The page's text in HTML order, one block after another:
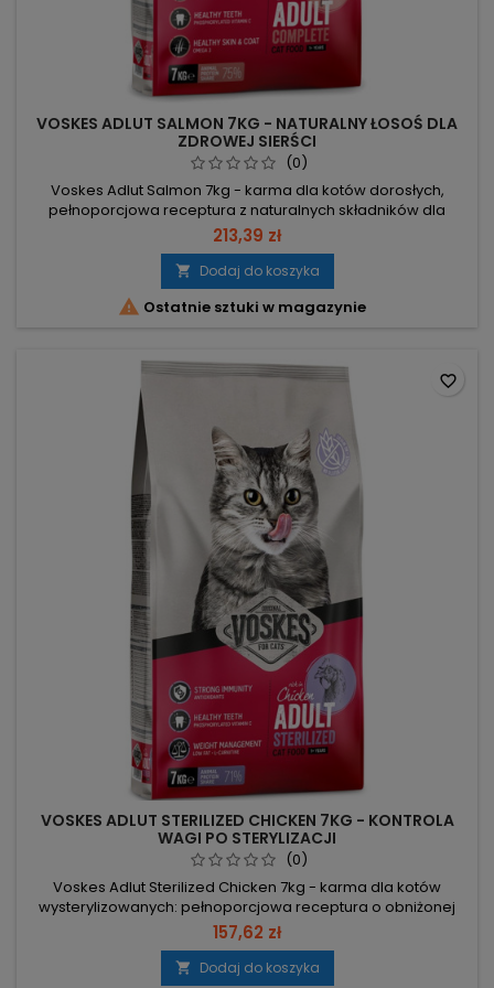
VOSKES ADLUT SALMON 7KG - NATURALNY ŁOSOŚ DLA
ZDROWEJ SIERŚCI
(0)
Voskes Adlut Salmon 7kg - karma dla kotów dorosłych,
pełnoporcjowa receptura z naturalnych składników dla
codziennej pielęgnacji zdrowia. Omega-3 (olej rybi + kryl
antarktyczny) – zdrowa skóra i lśniąca sierść. Prebiotyki i
β‑glukany – wspierają prawidłową florę jelitową i trawienie.
Fosforylowana witamina C – klinicznie potwierdzona
redukcja płytki...
213,39 zł
 Dodaj do koszyka
 Ostatnie sztuki w magazynie
VOSKES ADLUT STERILIZED CHICKEN 7KG - KONTROLA
WAGI PO STERYLIZACJI
(0)
Voskes Adlut Sterilized Chicken 7kg - karma dla kotów
wysterylizowanych: pełnoporcjowa receptura o obniżonej
kaloryczności, dopasowana do zmienionego metabolizmu
po sterylizacji. 7 kg – ekonomiczne opakowanie do
regularnego żywienia. Obniżona kaloryczność – pomaga
157,62 zł
 Dodaj do koszyka
favorite_border